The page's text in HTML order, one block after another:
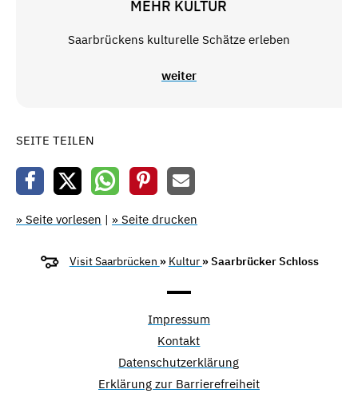
MEHR KULTUR
Saarbrückens kulturelle Schätze erleben
weiter
SEITE TEILEN
» Seite vorlesen | » Seite drucken
Visit Saarbrücken » Kultur » Saarbrücker Schloss
Impressum
Kontakt
Datenschutzerklärung
Erklärung zur Barrierefreiheit